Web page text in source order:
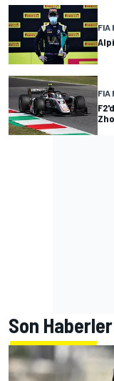
FIA
FIA
Son Haberler